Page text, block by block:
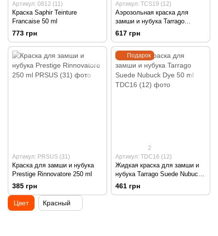
Артикул: 0812 (11)
Краска Saphir Teinture
Francaise 50 ml
773 грн
Артикул: TCS19 (12)
Аэрозольная краска для
замши и нубука Tarrago
Nubuck Suede Renovator 250
617 грн
Артикул: PRSUS (31)
Краска для замши и нубука
Prestige Rinnovatore 250 ml
385 грн
Подарок
2
Артикул: TDC16 (12)
Жидкая краска для замши и
нубука Tarrago Suede Nubuck
Dye 50 ml
461 грн
Цвет Красный